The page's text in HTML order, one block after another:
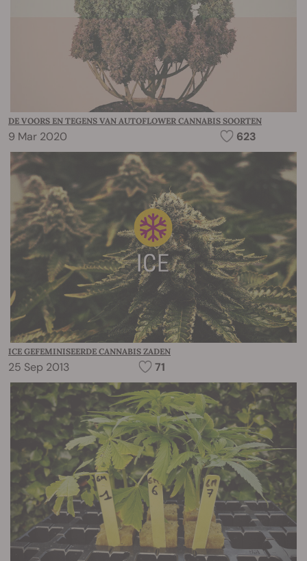
DE VOORS EN TEGENS VAN AUTOFLOWER CANNABIS SOORTEN
9 Mar 2020 623
ICE GEFEMINISEERDE CANNABIS ZADEN
25 Sep 2013 71